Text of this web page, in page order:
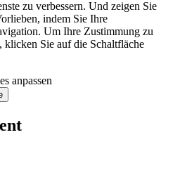
zu verbessern. Und zeigen Sie
indem Sie Ihre
Um Ihre Zustimmung zu
klicken Sie auf die Schaltfläche
anpassen